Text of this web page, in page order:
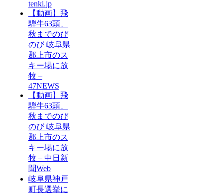
tenki.jp
【動画】飛
騨牛63頭、
秋までのび
のび 岐阜県
郡上市のス
キー場に放
牧 –
47NEWS
【動画】飛
騨牛63頭、
秋までのび
のび 岐阜県
郡上市のス
キー場に放
牧 – 中日新
聞Web
岐阜県神戸
町長選挙に